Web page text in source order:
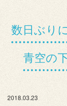
数日ぶり
青空の
2018.03.23